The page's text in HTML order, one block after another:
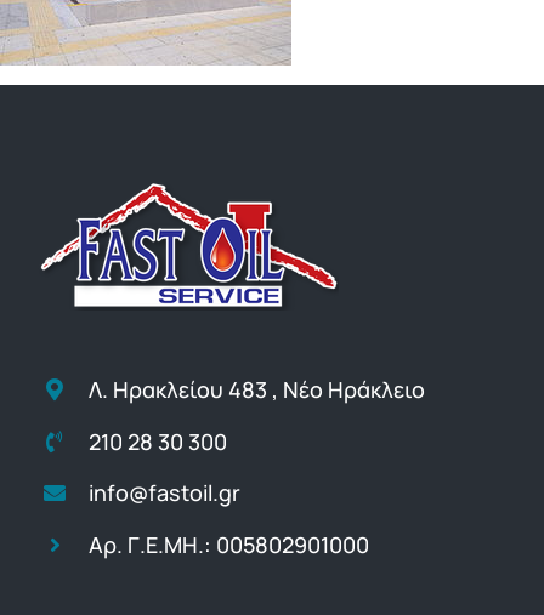
Λ. Ηρακλείου 483 , Νέο Ηράκλειο
210 28 30 300
info@fastoil.gr
Αρ. Γ.Ε.ΜΗ.: 005802901000